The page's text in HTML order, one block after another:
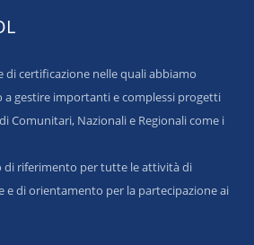
di certificazione nelle quali abbiamo
gestire importanti e complessi progetti
Comunitari, Nazionali e Regionali come i
riferimento per tutte le attività di
e di orientamento per la partecipazione ai